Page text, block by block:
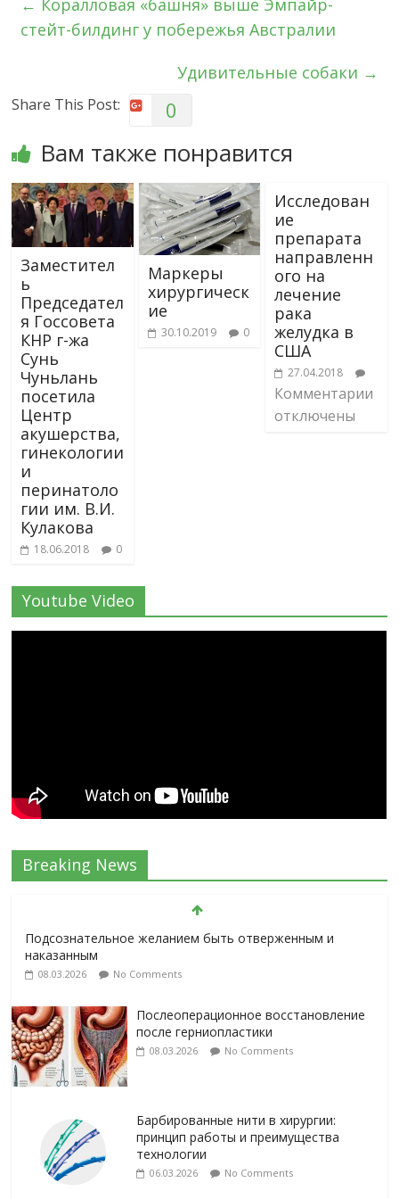
← Коралловая «башня» выше Эмпайр-
стейт-билдинг у побережья Австралии
Удивительные собаки →
Share This Post: 0
Вам также понравится
Заместител
ь
Председател
я Госсовета
КНР г-жа
Сунь
Чуньлань
посетила
Центр
акушерства,
гинекологии
и
перинатоло
гии им. В.И.
Кулакова
18.06.2018 0
Маркеры
хирургическ
ие
30.10.2019 0
Исследован
ие
препарата
направленн
ого на
лечение
рака
желудка в
США
27.04.2018
Комментарии
отключены
Youtube Video
Breaking News
Подсознательное желанием быть отверженным и
наказанным
08.03.2026 No Comments
Послеоперационное восстановление
после герниопластики
08.03.2026 No Comments
Барбированные нити в хирургии:
принцип работы и преимущества
технологии
06.03.2026 No Comments